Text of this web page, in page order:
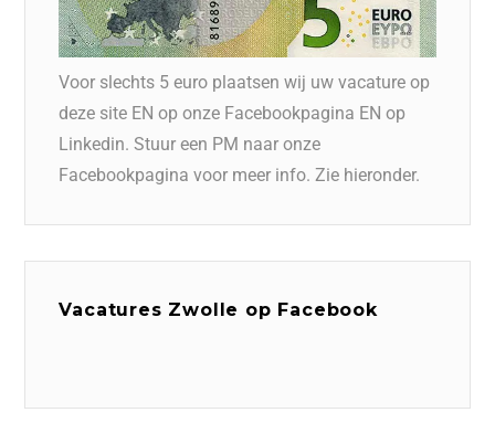
Voor slechts 5 euro plaatsen wij uw vacature op
deze site EN op onze Facebookpagina EN op
Linkedin. Stuur een PM naar onze
Facebookpagina voor meer info. Zie hieronder.
Vacatures Zwolle op Facebook